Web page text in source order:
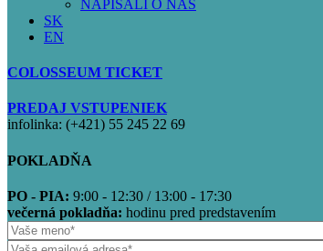
NAPÍSALI O NÁS
SK
EN
COLOSSEUM TICKET
PREDAJ VSTUPENIEK
infolinka: (+421) 55 245 22 69
POKLADŇA
PO - PIA: 9:00 - 12:30 / 13:00 - 17:30
večerná pokladňa: hodinu pred predstavením